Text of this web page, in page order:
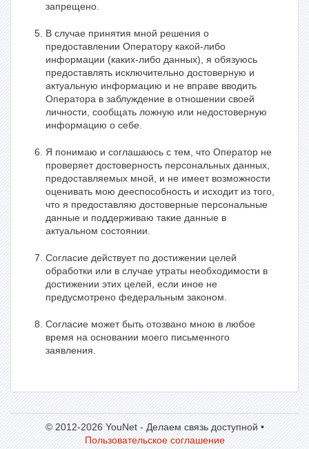
запрещено.
В случае принятия мной решения о
предоставлении Оператору какой-либо
информации (каких-либо данных), я обязуюсь
предоставлять исключительно достоверную и
актуальную информацию и не вправе вводить
Оператора в заблуждение в отношении своей
личности, сообщать ложную или недостоверную
информацию о себе.
Я понимаю и соглашаюсь с тем, что Оператор не
проверяет достоверность персональных данных,
предоставляемых мной, и не имеет возможности
оценивать мою дееспособность и исходит из того,
что я предоставляю достоверные персональные
данные и поддерживаю такие данные в
актуальном состоянии.
Согласие действует по достижении целей
обработки или в случае утраты необходимости в
достижении этих целей, если иное не
предусмотрено федеральным законом.
Согласие может быть отозвано мною в любое
время на основании моего письменного
заявления.
© 2012-2026 YouNet - Делаем связь доступной •
Пользовательское соглашение